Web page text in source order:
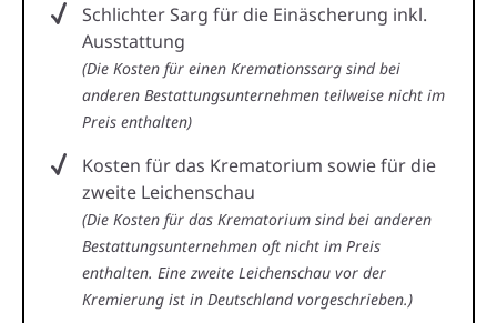
Schlichter Sarg für die Einäscherung inkl.
Ausstattung
(Die Kosten für einen Kremationssarg sind bei
anderen Bestattungsunternehmen teilweise nicht im
Preis enthalten)
Kosten für das Krematorium sowie für die
zweite Leichenschau
(Die Kosten für das Krematorium sind bei anderen
Bestattungsunternehmen oft nicht im Preis
enthalten. Eine zweite Leichenschau vor der
Kremierung ist in Deutschland vorgeschrieben.)